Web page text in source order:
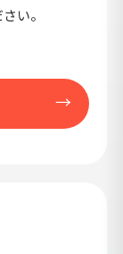
い。